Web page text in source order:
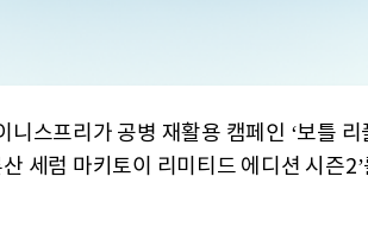
스프리가 공병 재활용 캠페인 ‘보틀 리
세럼 마키토이 리미티드 에디션 시즌